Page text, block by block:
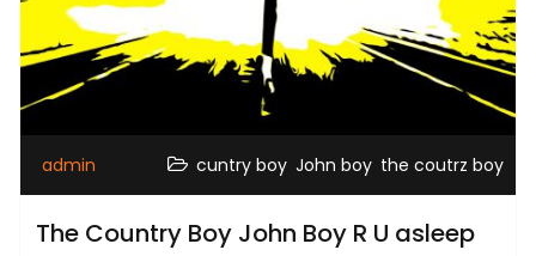
admin cuntry boy John boy the coutrz boy
The Country Boy John Boy R U asleep